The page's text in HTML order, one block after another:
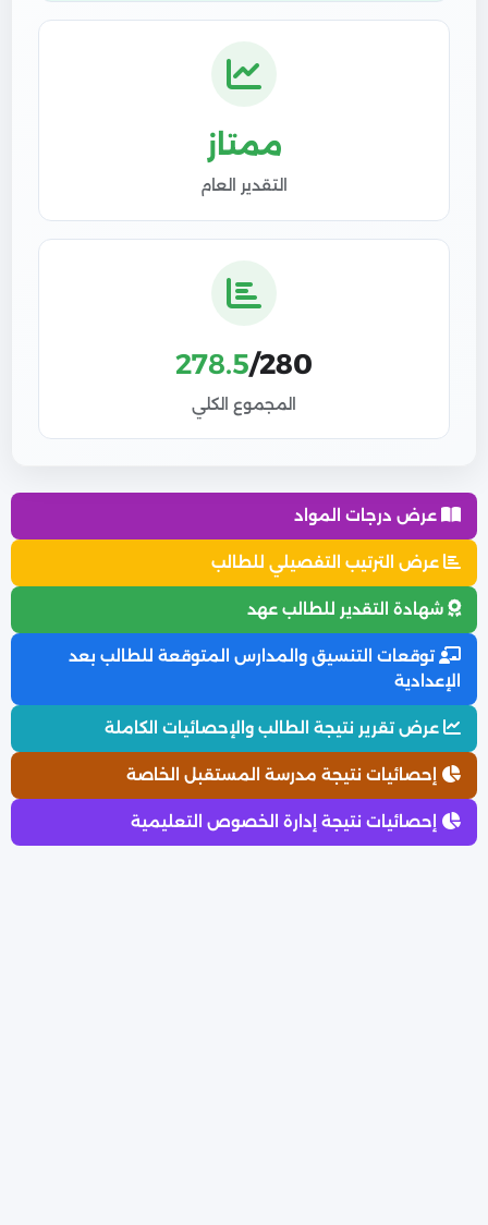
ممتاز
التقدير العام
278.5/280
المجموع الكلي
عرض درجات المواد
عرض الترتيب التفصيلي للطالب
شهادة التقدير للطالب عهد
توقعات التنسيق والمدارس المتوقعة للطالب بعد
الإعدادية
عرض تقرير نتيجة الطالب والإحصائيات الكاملة
إحصائيات نتيجة مدرسة المستقبل الخاصة
إحصائيات نتيجة إدارة الخصوص التعليمية